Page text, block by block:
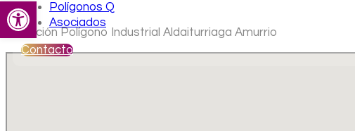
Abrir barra de herramientas
Polígonos Q
Asociados
Contacto
Ubicación Polígono Industrial Aldaiturriaga Amurrio